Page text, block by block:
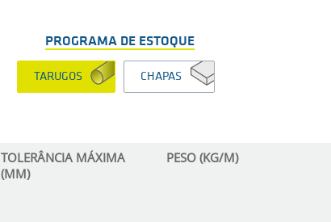
PROGRAMA DE ESTOQUE
TARUGOS CHAPAS
TOLERÂNCIA MÁXIMA
(MM)
PESO (KG/M)